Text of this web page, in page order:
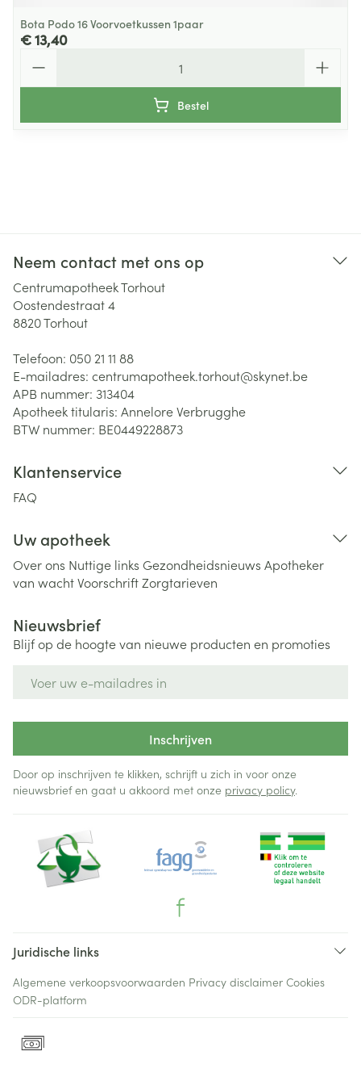
Bota Podo 16 Voorvoetkussen 1paar
€ 13,40
Bestel
Neem contact met ons op
Centrumapotheek Torhout
Oostendestraat 4
8820Torhout
Telefoon: 050 21 11 88
E-mailadres: centrumapotheek.torhout@skynet.be
APB nummer: 313404
Apotheek titularis: Annelore Verbrugghe
BTW nummer: BE0449228873
Klantenservice
FAQ
Uw apotheek
Over ons Nuttige links Gezondheidsnieuws Apotheker
van wachtVoorschriftZorgtarieven
Nieuwsbrief
Blijf op de hoogte van nieuwe producten en promoties
Inschrijven
Door op inschrijven te klikken, schrijft u zich in voor onze
nieuwsbrief en gaat u akkoord met onze privacy policy.
Juridische links
Algemene verkoopsvoorwaarden Privacy disclaimer Cookies
ODR-platform